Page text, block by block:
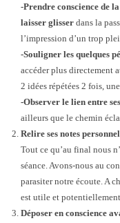
-Prendre conscience de
laisser glisser dans la
l’impression d’un trop
-Souligner les quelques
accéder plus directement
2 idées répétées 2 fois,
-Observer le lien entre
ailleurs que le chemin
Relire ses notes
Tout ce qu’au final nous
séance. Avons-nous au
parasiter notre écoute. A
est utile et
Déposer en conscience